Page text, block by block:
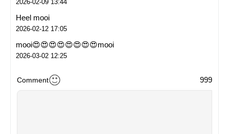
2026-02-09 13:44
Heel mooi
2026-02-12 17:05
mooi😍😍😍😍😍😍😍😍mooi
2026-03-02 12:25
Comment 999